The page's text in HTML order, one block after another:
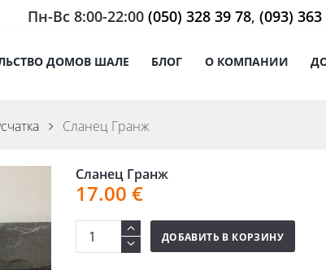
Пн-Вс 8:00-22:00 (050) 328 39 78, (093)
ДОМОВ ШАЛЕ БЛОГ О КОМПАНИИ
Сланец Гранж
Сланец Гранж
17.00 €
ДОБАВИТЬ В КОРЗИНУ